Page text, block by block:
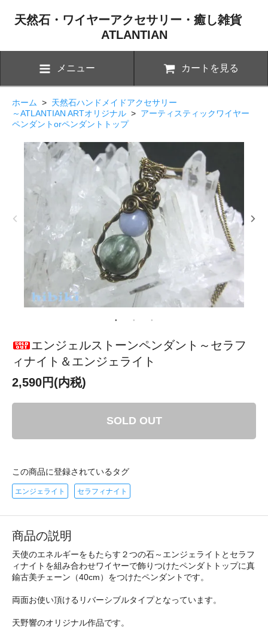
天然石・ワイヤーアクセサリー・癒し雑貨
ATLANTIAN
メニュー カートを見る
ホーム > 天然石ハンドメイドアクセサリー
～ATLANTIAN ARTオリジナル > アーティスティックワイヤー
ペンダントorペンダントトップ
エンジェルストーンペンダント～セラフ
ィナイト＆エンジェライト
2,590円(内税)
SOLD OUT
この商品に登録されているタグ
エンジェライト セラフィナイト
商品の説明
天使のエネルギーをもたらす２つの石～エンジェライトとセラフ
ィナイトを組み合わせワイヤーで飾りつけたペンダトトップに真
鍮古美チェーン（40cm）をつけたペンダントです。
両面お使い頂けるリバーシブルタイプとなっています。
天野響のオリジナル作品です。